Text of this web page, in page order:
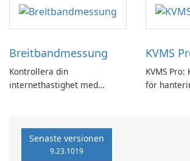
Breitbandmessung
Kontrollera din
internethastighet med
KVMS
KVMS
för
Senaste versionen
9.23.1019